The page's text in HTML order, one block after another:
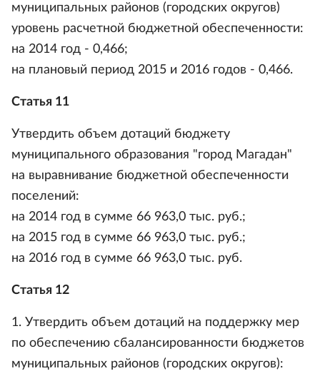
муниципальных районов (городских округов)
уровень расчетной бюджетной обеспеченности:
на 2014 год - 0,466;
на плановый период 2015 и 2016 годов - 0,466.
Статья 11
Утвердить объем дотаций бюджету
муниципального образования "город Магадан"
на выравнивание бюджетной обеспеченности
поселений:
на 2014 год в сумме 66 963,0 тыс. руб.;
на 2015 год в сумме 66 963,0 тыс. руб.;
на 2016 год в сумме 66 963,0 тыс. руб.
Статья 12
1. Утвердить объем дотаций на поддержку мер
по обеспечению сбалансированности бюджетов
муниципальных районов (городских округов):